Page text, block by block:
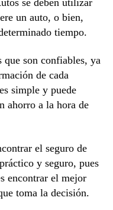
un auto, o bien,
tiempo.
que son confiables, ya
de cada
simple y puede
ahorro a la hora de
el seguro de
y seguro, pues
encontrar el mejor
toma la decisión.